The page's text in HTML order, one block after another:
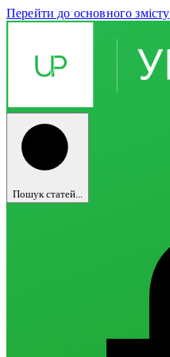
Перейти до основного змісту
Пошук статей...